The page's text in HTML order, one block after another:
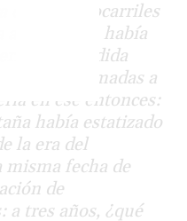
de los ferrocarriles
adquisición había
La medida
tomadas a
en ese entonces:
había estatizado
la era del
fecha de
de
tres años, ¿qué